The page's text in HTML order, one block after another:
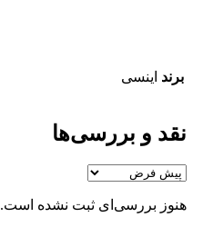
برند اینسی
نقد و بررسی‌ها
هنوز بررسی‌ای ثبت نشده است.